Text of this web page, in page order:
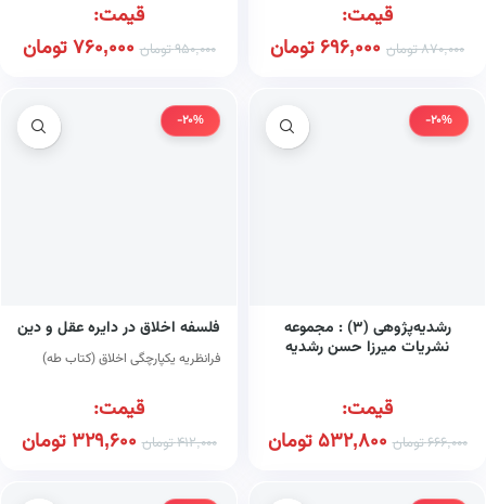
قیمت:
870,000تومان 696,000 تومان
قیمت:
950,000تومان 760,000تومان
-20%
رشدیه‌پژوهی (۳) : مجموعه
نشریات میرزا حسن رشدیه
قیمت:
666,000تومان 532,800 تومان
-20%
فلسفه اخلاق در دایره عقل و دین
فرانظریه یکپارچگی اخلاق (کتاب طه)
قیمت:
412,000تومان 329,600تومان